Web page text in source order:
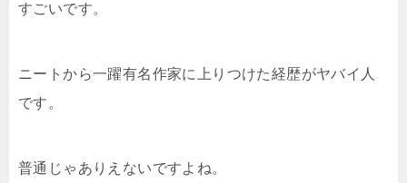
すごいです。
ニートから一躍有名作家に上りつけた経歴がヤバイ人
です。
普通じゃありえないですよね。